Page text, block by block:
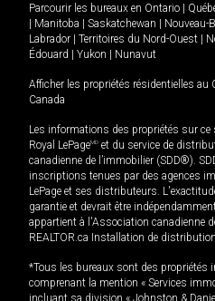
Parcourir les bureaux en Ontario
Manitoba Saskatchewan Nouveau-
Labrador
Territoires du Nord-Ouest
Édouard
Yukon Nunavut
Afficher les propriétés résidentielles au
Canada
Les informations des propriétés sur
Royal LePageMD et du service de
canadienne de l’immobilier (SDD®).
inscriptions tenues par des agences
LePage et ses distributeurs.
garantie et devrait être
appartient à l'Association canadienne
REALTOR.ca Installation de
*Tous les bureaux sont des propriétés
comprenant la mention « Services
incluant sa division « Johnston & Daniel